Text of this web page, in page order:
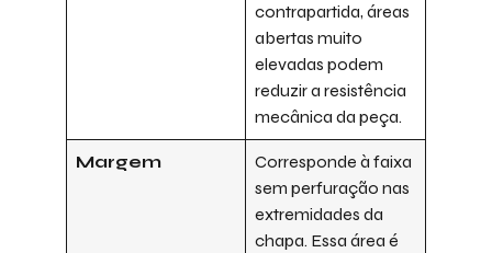
contrapartida, áreas
abertas muito
elevadas podem
reduzir a resistência
mecânica da peça.
Margem
Corresponde à faixa
sem perfuração nas
extremidades da
chapa. Essa área é